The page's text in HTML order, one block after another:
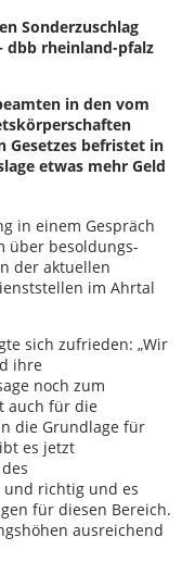
Sonderzuschlag
dbb rheinland-pfalz
in den vom
Gesetzes befristet in
etwas mehr Geld
in einem Gespräch
über besoldungs-
der aktuellen
im Ahrtal
sich zufrieden: „Wir
ihre
noch zum
auch für die
die Grundlage für
es jetzt
und richtig und es
für diesen Bereich.
ausreichend